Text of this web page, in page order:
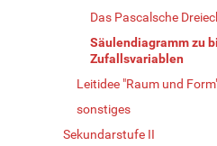
Das Pascalsche
Säulendiagramm zu
Zufallsvariablen
Leitidee "Raum und
sonstiges
Sekundarstufe II